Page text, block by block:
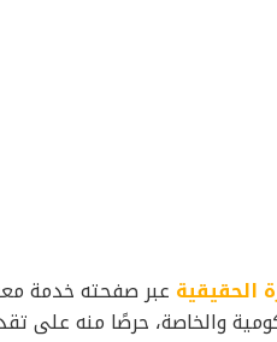
الحقيقية عبر صفحته خدمة
والخاصة، حرصًا منه على